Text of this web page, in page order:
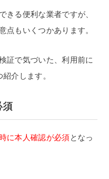
きる便利な業者ですが、
点もいくつかあります。
証で気づいた、利用前に
介します。
須
に本人確認が必須となっ